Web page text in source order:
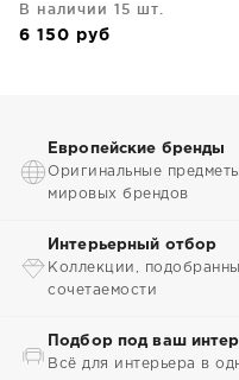
В наличии 15 шт.
6 150 руб
Европейские бренды
Оригинальные
мировых брендов
Интерьерный отбор
Коллекции,
сочетаемости
Подбор под ваш
Всё для интерьера в